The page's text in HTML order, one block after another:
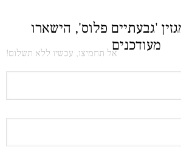
'גבעתיים פלוס', הישארו
מעודכניםאל תחמיצו, עכשיו ללא תשלום!